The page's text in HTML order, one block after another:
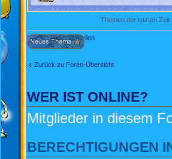
Themen der letzten Zeit
Neues Thema erstellen
Zurück zu Foren-Übersicht
WER IST ONLINE?
Mitglieder in diesem
BERECHTIGUNGEN